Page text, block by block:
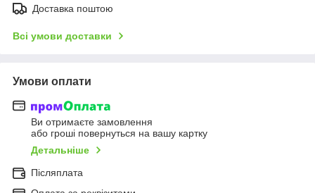
Доставка поштою
Всі умови доставки
Умови оплати
Ви отримаєте замовлення
або гроші повернуться на вашу картку
Детальніше
Післяплата